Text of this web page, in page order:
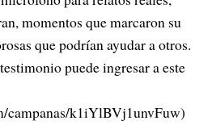
momentos que marcaron su
que podrían ayudar a otros.
puede ingresar a este
campanas/k1iYlBVj1unvFuw)